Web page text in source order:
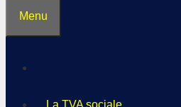
Menu
La TVA sociale